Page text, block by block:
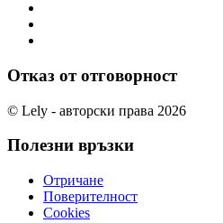
Отказ от отговорност
© Lely - авторски права 2026
Полезни връзки
Отричане
Поверителност
Cookies